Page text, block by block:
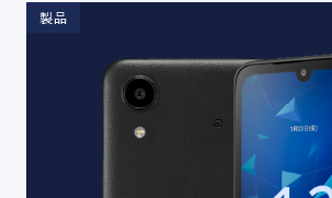
製品